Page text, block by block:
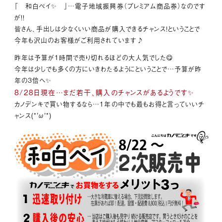
「 和白ペイ✨ 」…電子地域振興券（プレミアム商品券）なのです
が！！
皆さん、手出しは少なくいい商品が購入できるチャンス！ということで
今年も沢山のお客様がご利用されています♪
昨年は予算が1時間で売り切れるほどの大人気でした😋
今年は少しでも多くの方にいきわたるようにということで…予算が昨
年の3倍へ✨
8/28日現在…まだ若干、購入のチャンスがあるようです✨
カノデンキで買い物するなら…1年の中でも最もお得と言っていいチ
ャンス(*’ω’*)